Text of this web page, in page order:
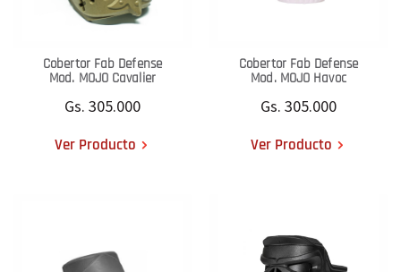
Cobertor Fab Defense
Mod. MOJO Cavalier
Gs. 305.000
Ver Producto
Cobertor Fab Defense
Mod. MOJO Havoc
Gs. 305.000
Ver Producto